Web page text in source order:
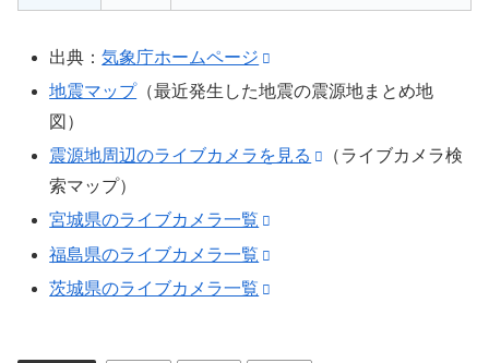
出典：気象庁ホームページ
地震マップ（最近発生した地震の震源地まとめ地
図）
震源地周辺のライブカメラを見る
（ライブカメラ検
索マップ）
宮城県のライブカメラ一覧
福島県のライブカメラ一覧
茨城県のライブカメラ一覧